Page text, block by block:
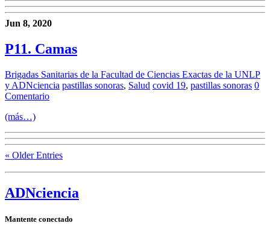
Jun 8, 2020
P11. Camas
Brigadas Sanitarias de la Facultad de Ciencias Exactas de la UNLP
y ADNciencia pastillas sonoras, Salud covid 19, pastillas sonoras 0
Comentario
(más…)
« Older Entries
ADNciencia
Mantente conectado